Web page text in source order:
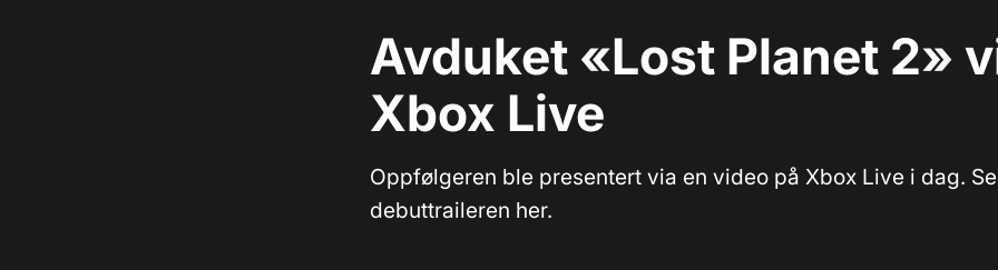
Avduket «Lost Planet 2»
Xbox Live
Oppfølgeren ble presentert via en video på Xbox Live i dag. Se
debuttraileren her.